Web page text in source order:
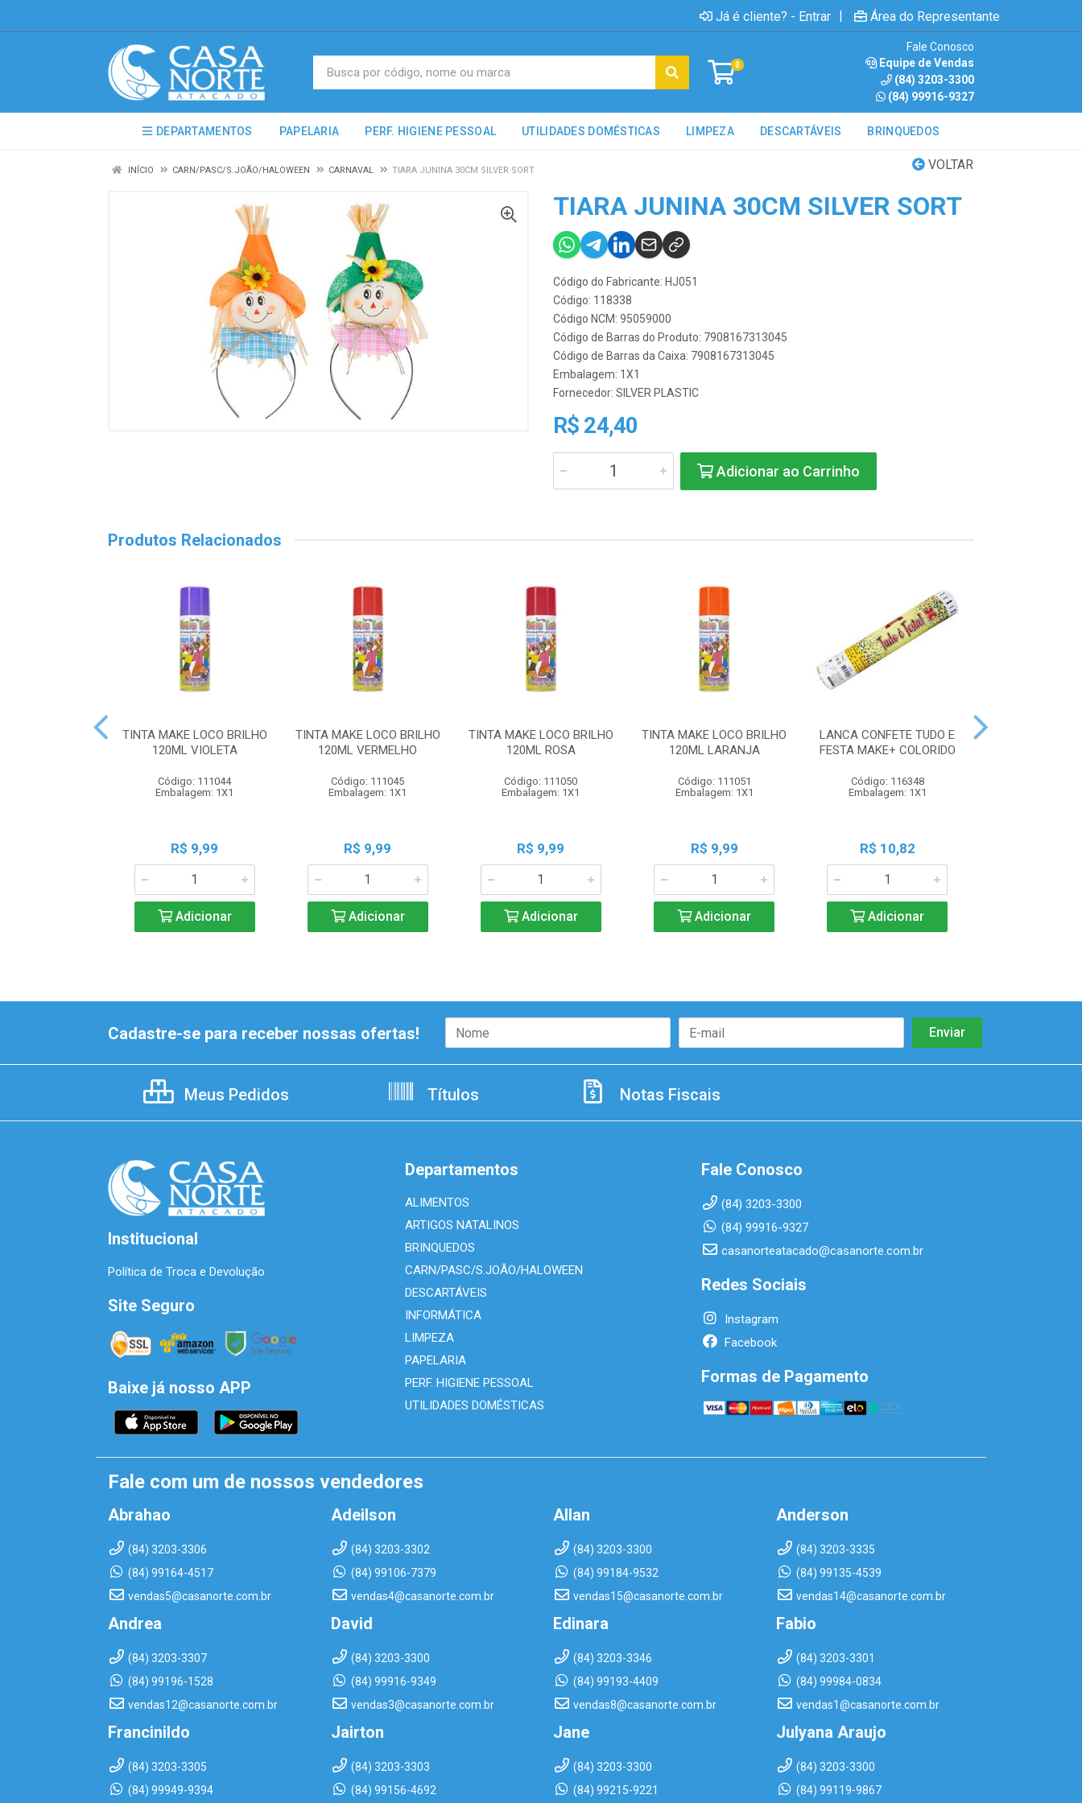
Já é cliente? - Entrar | Área do Representante
0
Fale Conosco
Equipe de Vendas
(84) 3203-3300
(84) 99916-9327
DEPARTAMENTOS PAPELARIA PERF. HIGIENE PESSOAL UTILIDADES DOMÉSTICAS LIMPEZA DESCARTÁVEIS BRINQUEDOS
VOLTAR
INÍCIO CARN/PASC/S.JOÃO/HALOWEEN CARNAVAL TIARA JUNINA 30CM SILVER SORT
TIARA JUNINA 30CM SILVER SORT
Código do Fabricante: HJ051
Código: 118338
Código NCM: 95059000
Código de Barras do Produto: 7908167313045
Código de Barras da Caixa: 7908167313045
Embalagem: 1X1
Fornecedor: SILVER PLASTIC
R$ 24,40
Adicionar ao Carrinho
Produtos Relacionados
TINTA MAKE LOCO BRILHO
120ML VIOLETA
Código: 111044
Embalagem: 1X1
R$ 9,99
Adicionar
TINTA MAKE LOCO BRILHO
120ML VERMELHO
Código: 111045
Embalagem: 1X1
R$ 9,99
Adicionar
TINTA MAKE LOCO BRILHO
120ML ROSA
Código: 111050
Embalagem: 1X1
R$ 9,99
Adicionar
TINTA MAKE LOCO BRILHO
120ML LARANJA
Código: 111051
Embalagem: 1X1
R$ 9,99
Adicionar
LANCA CONFETE TUDO E
FESTA MAKE+ COLORIDO
Código: 116348
Embalagem: 1X1
R$ 10,82
Adicionar
Cadastre-se para receber nossas ofertas!
Meus Pedidos Títulos Notas Fiscais
Institucional
Política de Troca e Devolução
Site Seguro
Baixe já nosso APP
Departamentos
ALIMENTOS
ARTIGOS NATALINOS
BRINQUEDOS
CARN/PASC/S.JOÃO/HALOWEEN
DESCARTÁVEIS
INFORMÁTICA
LIMPEZA
PAPELARIA
PERF. HIGIENE PESSOAL
UTILIDADES DOMÉSTICAS
Fale Conosco
(84) 3203-3300
(84) 99916-9327
casanorteatacado@casanorte.com.br
Redes Sociais
Instagram
Facebook
Formas de Pagamento
Fale com um de nossos vendedores
Abrahao
(84) 3203-3306
(84) 99164-4517
vendas5@casanorte.com.br
Adeilson
(84) 3203-3302
(84) 99106-7379
vendas4@casanorte.com.br
Allan
(84) 3203-3300
(84) 99184-9532
vendas15@casanorte.com.br
Anderson
(84) 3203-3335
(84) 99135-4539
vendas14@casanorte.com.br
Andrea
(84) 3203-3307
(84) 99196-1528
vendas12@casanorte.com.br
David
(84) 3203-3300
(84) 99916-9349
vendas3@casanorte.com.br
Edinara
(84) 3203-3346
(84) 99193-4409
vendas8@casanorte.com.br
Fabio
(84) 3203-3301
(84) 99984-0834
vendas1@casanorte.com.br
Francinildo
(84) 3203-3305
(84) 99949-9394
Jairton
(84) 3203-3303
(84) 99156-4692
Jane
(84) 3203-3300
(84) 99215-9221
Julyana Araujo
(84) 3203-3300
(84) 99119-9867